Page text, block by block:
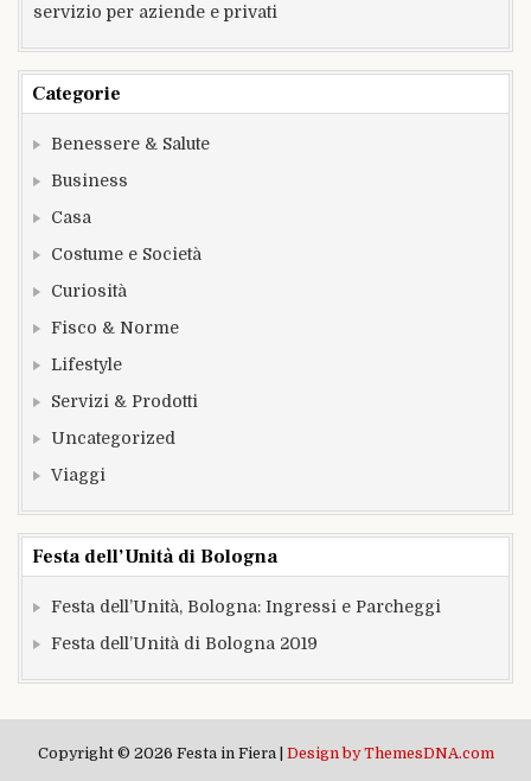
servizio per aziende e privati
Categorie
Benessere & Salute
Business
Casa
Costume e Società
Curiosità
Fisco & Norme
Lifestyle
Servizi & Prodotti
Uncategorized
Viaggi
Festa dell’Unità di Bologna
Festa dell’Unità, Bologna: Ingressi e Parcheggi
Festa dell’Unità di Bologna 2019
Copyright © 2026 Festa in Fiera | Design by ThemesDNA.com